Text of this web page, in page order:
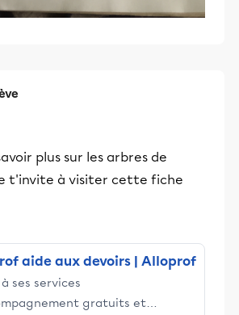
plus sur les arbres de
t'invite à visiter cette fiche
aide aux devoirs | Alloprof
ses services
gratuits et